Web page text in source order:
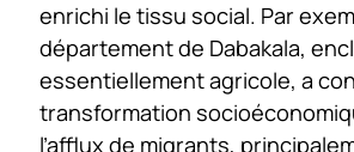
enrichi le tissu social. Par
département de Dabakala,
essentiellement agricole, a
transformation
l’afflux de migrants,